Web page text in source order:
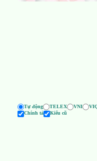
Tự động TELEX VNI
Chính tả
Kiểu cũ